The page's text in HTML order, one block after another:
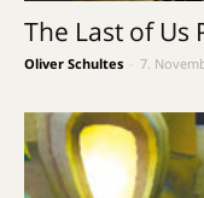
The Last of Us
Oliver Schultes 7.